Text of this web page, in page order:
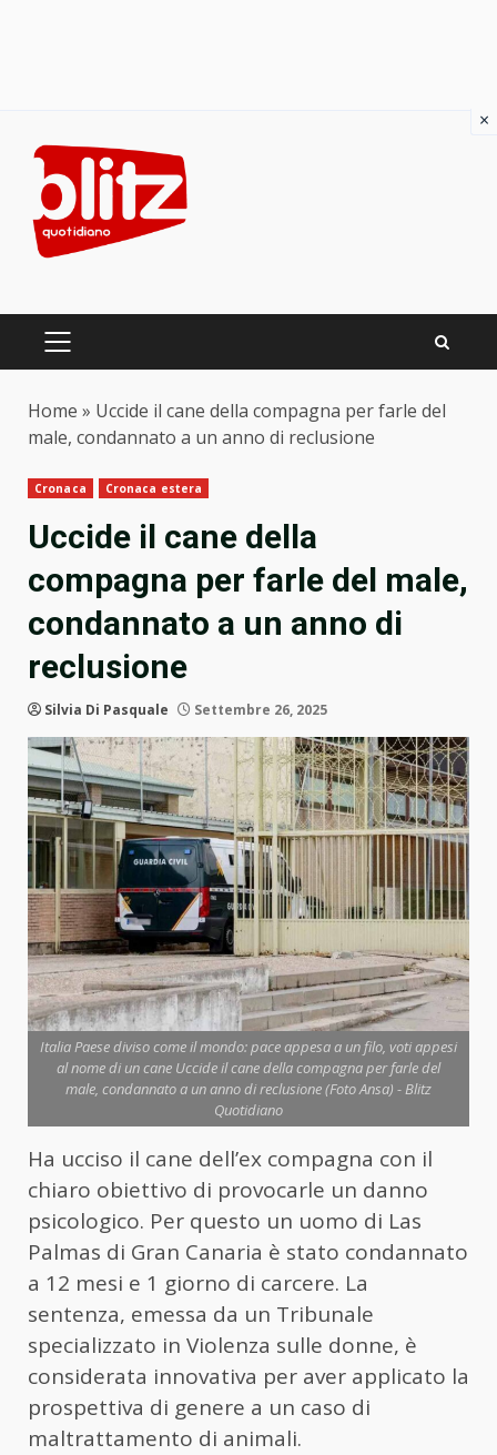
content
PRIMARY
Home » Uccide il cane della compagna per farle del
male, condannato a un anno di reclusione
Cronaca Cronaca estera
Uccide il cane della
compagna per farle del male,
condannato a un anno di
reclusione
Silvia Di Pasquale Settembre 26, 2025
Italia Paese diviso come il mondo: pace appesa a un filo, voti appesi
al nome di un cane Uccide il cane della compagna per farle del
male, condannato a un anno di reclusione (Foto Ansa) - Blitz
Quotidiano
Ha ucciso il cane dell’ex compagna con il
chiaro obiettivo di provocarle un danno
psicologico. Per questo un uomo di Las
Palmas di Gran Canaria è stato condannato
a 12 mesi e 1 giorno di carcere. La
sentenza, emessa da un Tribunale
specializzato in Violenza sulle donne, è
considerata innovativa per aver applicato la
prospettiva di genere a un caso di
maltrattamento di animali.
×